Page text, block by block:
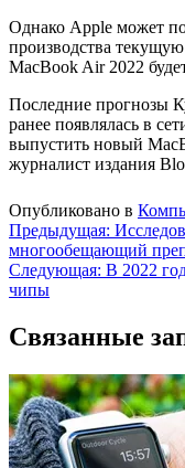
Однако Apple может
производства
MacBook Air 2022
Последние прогнозы
ранее появлялась в
выпустить новый
журналист издания
Опубликовано в
Навигация
по
записям
Предыдущая:
многообещающий
Следующая: В 2022
чипы
Связанные